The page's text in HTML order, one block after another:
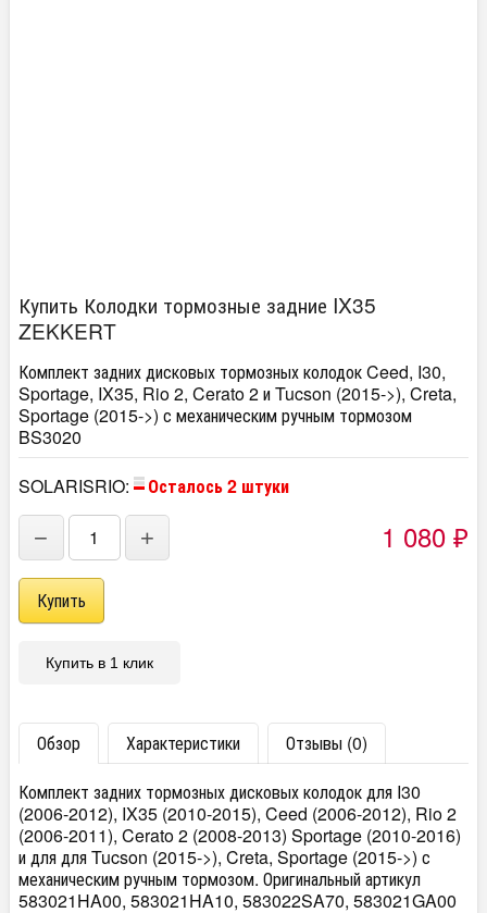
Купить Колодки тормозные задние IX35
ZEKKERT
Комплект задних дисковых тормозных колодок Ceed, I30,
Sportage, IX35, Rio 2, Cerato 2 и Tucson (2015->), Creta,
Sportage (2015->) с механическим ручным тормозом
BS3020
SOLARISRIO:
Осталось 2 штуки
− + 1 080 ₽
Купить в 1 клик
Обзор Характеристики
Отзывы (0)
Комплект задних тормозных дисковых колодок для I30
(2006-2012), IX35 (2010-2015), Ceed (2006-2012), Rio 2
(2006-2011), Cerato 2 (2008-2013) Sportage (2010-2016)
и для для Tucson (2015->), Creta, Sportage (2015->) с
механическим ручным тормозом. Оригинальный артикул
583021HA00, 583021HA10, 583022SA70, 583021GA00